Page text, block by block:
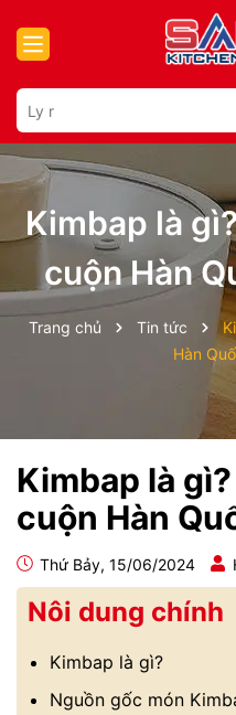
Kimbap là
cuộn Hàn
Trang chủ Tin tức
Hàn
Kimbap là
cuộn Hàn
Thứ Bảy, 15/06/2024
Nôi dung chính
Kimbap là gì?
Nguồn gốc món